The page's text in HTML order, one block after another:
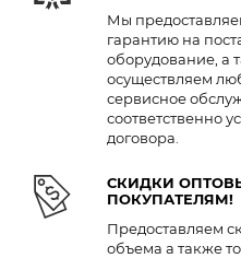
Мы
гарантию на
оборудование, а
осуществляем
сервисное
соответственно
договора.
СКИДКИ
ПОКУПАТЕЛЯМ!
Предоставляем
объема а также